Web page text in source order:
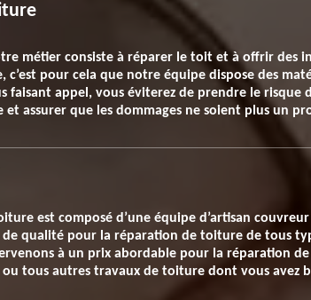
métier consiste à réparer le toit et à offrir
pour cela que notre équipe dispose des
faisant appel, vous éviterez de prendre le risque
assurer que les dommages ne soient plus un
est composé d’une équipe d’artisan
qualité pour la réparation de toiture de tous
à un prix abordable pour la réparation
tous autres travaux de toiture dont vous avez